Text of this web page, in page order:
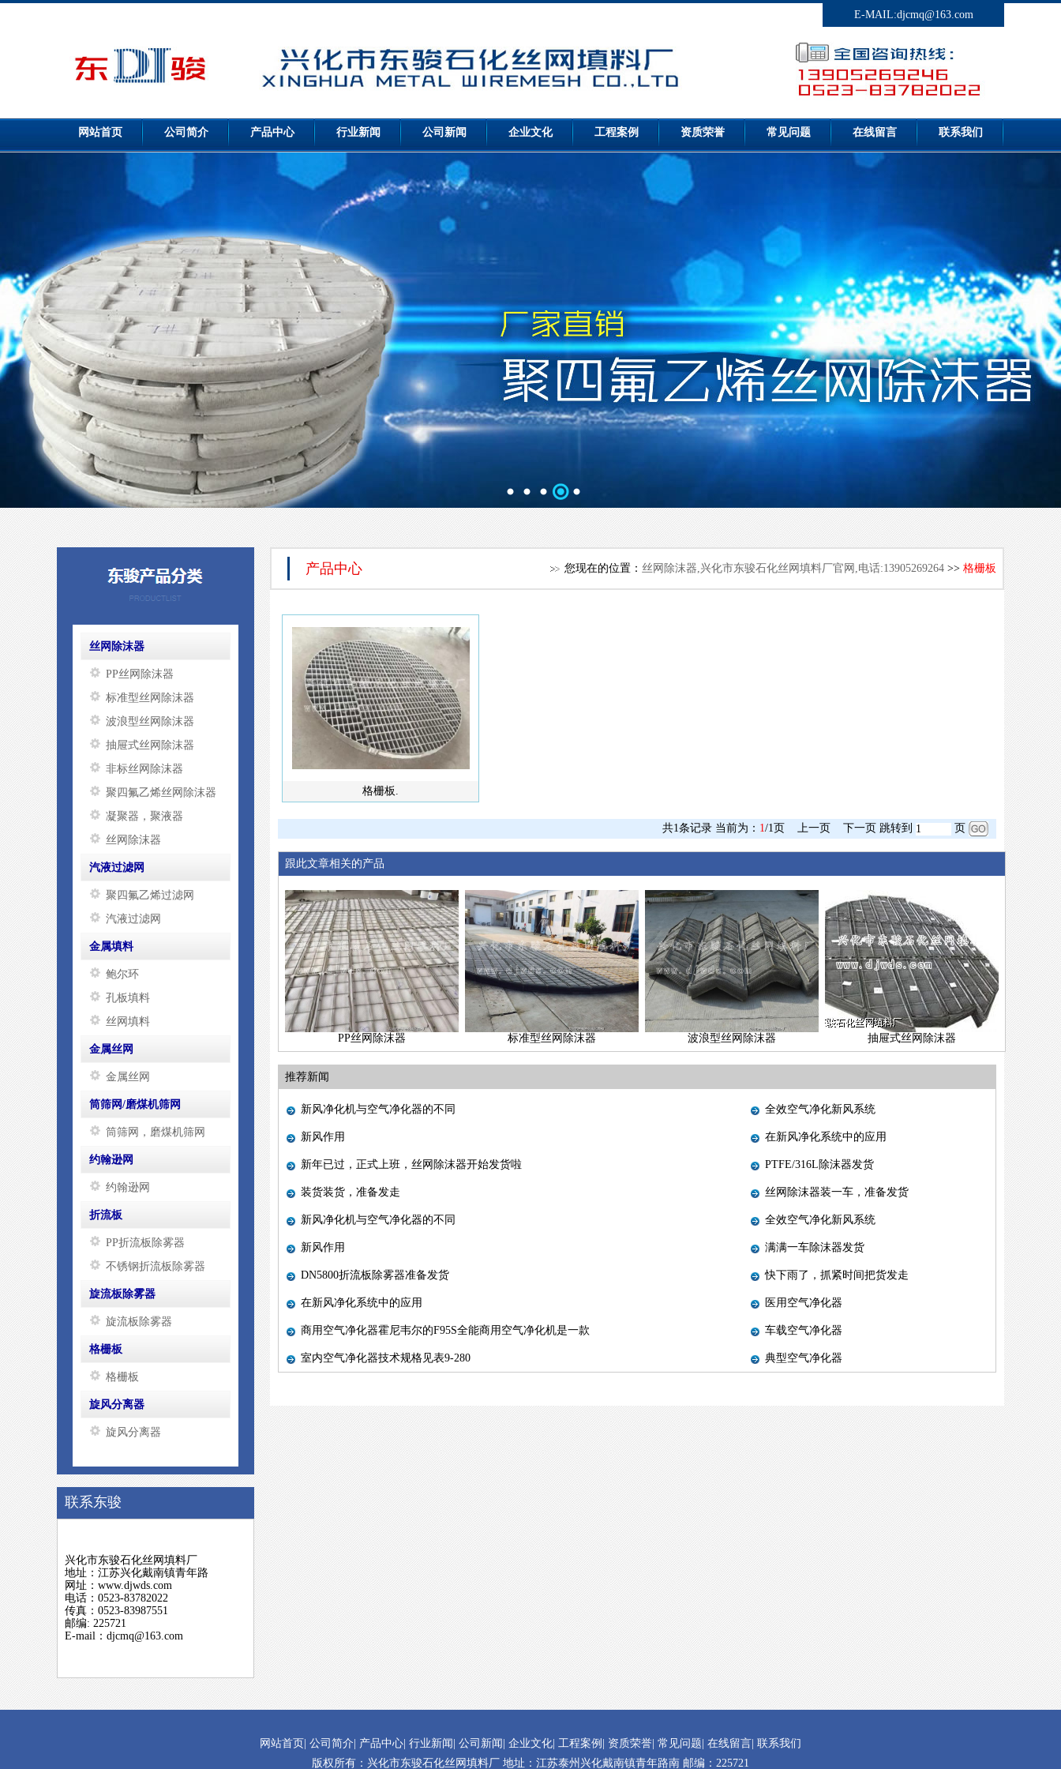
E-MAIL:djcmq@163.com
网站首页 公司简介 产品中心 行业新闻 公司新闻 企业文化 工程案例 资质荣誉 常见问题 在线留言 联系我们
丝网除沫器
PP丝网除沫器
标准型丝网除沫器
波浪型丝网除沫器
抽屉式丝网除沫器
非标丝网除沫器
聚四氟乙烯丝网除沫器
凝聚器，聚液器
丝网除沫器
汽液过滤网
聚四氟乙烯过滤网
汽液过滤网
金属填料
鲍尔环
孔板填料
丝网填料
金属丝网
金属丝网
筒筛网/磨煤机筛网
筒筛网，磨煤机筛网
约翰逊网
约翰逊网
折流板
PP折流板除雾器
不锈钢折流板除雾器
旋流板除雾器
旋流板除雾器
格栅板
格栅板
旋风分离器
旋风分离器
联系东骏
兴化市东骏石化丝网填料厂
地址：江苏兴化戴南镇青年路
网址：www.djwds.com
电话：0523-83782022
传真：0523-83987551
邮编: 225721
E-mail：djcmq@163.com
产品中心 您现在的位置： 丝网除沫器,兴化市东骏石化丝网填料厂官网,电话:13905269264 >> 格栅板
格栅板.
共1条记录 当前为： 1/1页 上一页 下一页 跳转到 页
跟此文章相关的产品
PP丝网除沫器 标准型丝网除沫器 波浪型丝网除沫器 抽屉式丝网除沫器
推荐新闻
新风净化机与空气净化器的不同 全效空气净化新风系统
新风作用 在新风净化系统中的应用
新年已过，正式上班，丝网除沫器开始发货啦 PTFE/316L除沫器发货
装货装货，准备发走 丝网除沫器装一车，准备发货
新风净化机与空气净化器的不同 全效空气净化新风系统
新风作用 满满一车除沫器发货
DN5800折流板除雾器准备发货 快下雨了，抓紧时间把货发走
在新风净化系统中的应用 医用空气净化器
商用空气净化器霍尼韦尔的F95S全能商用空气净化机是一款 车载空气净化器
室内空气净化器技术规格见表9-280 典型空气净化器
网站首页 公司简介 产品中心 行业新闻 公司新闻 企业文化 工程案例 资质荣誉 常见问题 在线留言 联系我们
版权所有：兴化市东骏石化丝网填料厂 地址：江苏泰州兴化戴南镇青年路南 邮编：225721